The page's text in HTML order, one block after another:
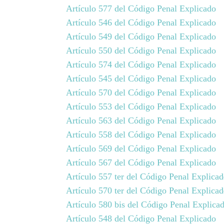
Artículo 577 del Código Penal Explicado
Artículo 546 del Código Penal Explicado
Artículo 549 del Código Penal Explicado
Artículo 550 del Código Penal Explicado
Artículo 574 del Código Penal Explicado
Artículo 545 del Código Penal Explicado
Artículo 570 del Código Penal Explicado
Artículo 553 del Código Penal Explicado
Artículo 563 del Código Penal Explicado
Artículo 558 del Código Penal Explicado
Artículo 569 del Código Penal Explicado
Artículo 567 del Código Penal Explicado
Artículo 557 ter del Código Penal
Artículo 570 ter del Código Penal
Artículo 580 bis del Código Penal
Artículo 548 del Código Penal Explicado